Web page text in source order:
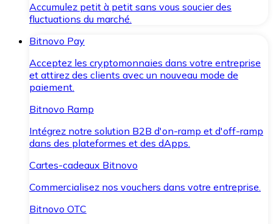
Accumulez petit à petit sans vous soucier des
fluctuations du marché.
Bitnovo Pay
Acceptez les cryptomonnaies dans votre entreprise
et attirez des clients avec un nouveau mode de
paiement.
Bitnovo Ramp
Intégrez notre solution B2B d'on-ramp et d'off-ramp
dans des plateformes et des dApps.
Cartes-cadeaux Bitnovo
Commercialisez nos vouchers dans votre entreprise.
Bitnovo OTC